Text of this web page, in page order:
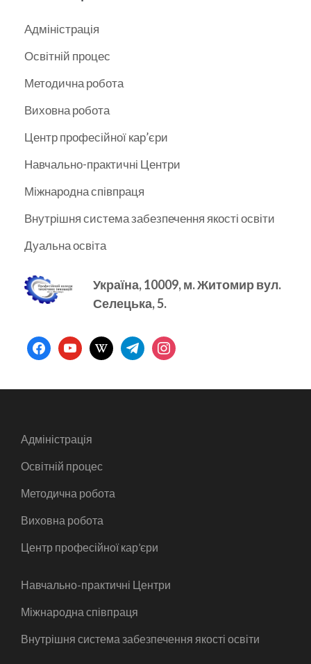
Адміністрація
Освітній процес
Методична робота
Виховна робота
Центр професійної кар’єри
Навчально-практичні Центри
Міжнародна співпраця
Внутрішня система забезпечення якості освіти
Дуальна освіта
Україна, 10009, м.Житомир вул.
Селецька, 5.
facebookyoutubewikipediatelegraminstagram
Адміністрація
Освітній процес
Методична робота
Виховна робота
Центр професійної кар’єри
Навчально-практичні Центри
Міжнародна співпраця
Внутрішня система забезпечення якості освіти